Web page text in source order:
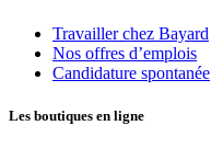
Travailler chez Bayard
Nos offres d’emplois
Candidature spontanée
Les boutiques en ligne